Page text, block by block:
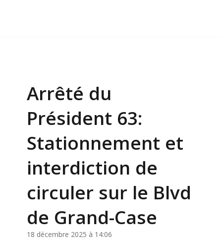
Arrêté du
Président 63:
Stationnement et
interdiction de
circuler sur le Blvd
de Grand-Case
18 décembre 2025 à 14:06